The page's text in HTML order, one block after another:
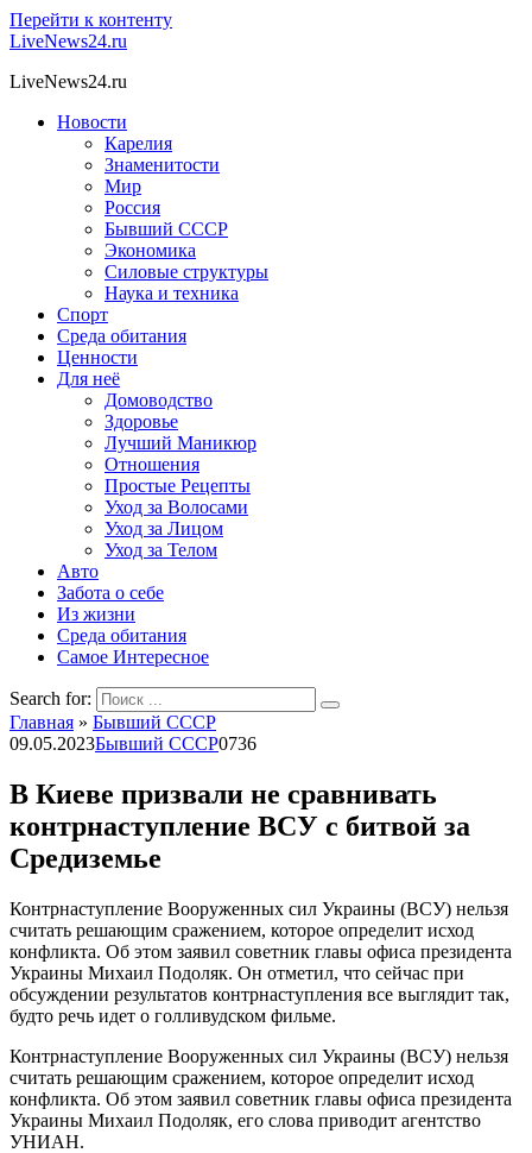
Перейти к контенту
LiveNews24.ru
LiveNews24.ru
Новости
Карелия
Знаменитости
Мир
Россия
Бывший СССР
Экономика
Силовые структуры
Наука и техника
Спорт
Среда обитания
Ценности
Для неё
Домоводство
Здоровье
Лучший Маникюр
Отношения
Простые Рецепты
Уход за Волосами
Уход за Лицом
Уход за Телом
Авто
Забота о себе
Из жизни
Среда обитания
Самое Интересное
Search for:
Главная » Бывший СССР
09.05.2023Бывший СССР0736
В Киеве призвали не сравнивать
контрнаступление ВСУ с битвой за
Средиземье
Контрнаступление Вооруженных сил Украины (ВСУ) нельзя
считать решающим сражением, которое определит исход
конфликта. Об этом заявил советник главы офиса президента
Украины Михаил Подоляк. Он отметил, что сейчас при
обсуждении результатов контрнаступления все выглядит так,
будто речь идет о голливудском фильме.
Контрнаступление Вооруженных сил Украины (ВСУ) нельзя
считать решающим сражением, которое определит исход
конфликта. Об этом заявил советник главы офиса президента
Украины Михаил Подоляк, его слова приводит агентство
УНИАН.